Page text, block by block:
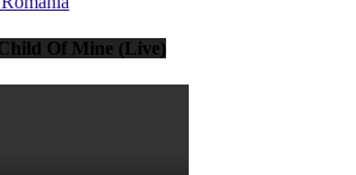
Of Mine (Live)